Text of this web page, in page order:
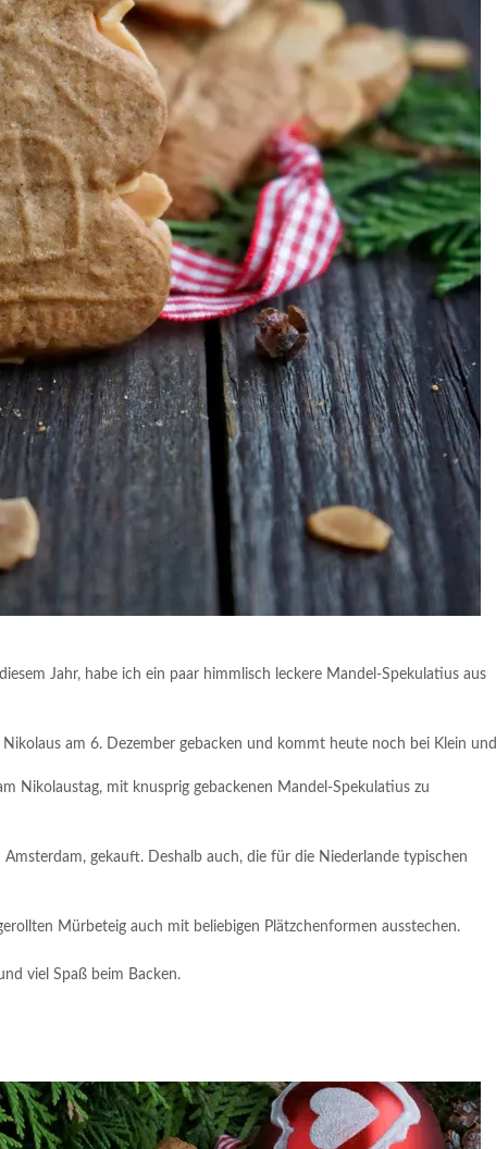
Jahr, habe ich ein paar himmlisch leckere Mandel-Spekulatius aus
am 6. Dezember gebacken und kommt heute noch bei Klein und
Nikolaustag, mit knusprig gebackenen Mandel-Spekulatius zu
gekauft. Deshalb auch, die für die Niederlande typischen
Mürbeteig auch mit beliebigen Plätzchenformen ausstechen.
viel Spaß beim Backen.